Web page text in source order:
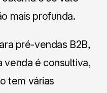
mais profunda.
pré-vendas B2B,
venda é consultiva,
tem várias